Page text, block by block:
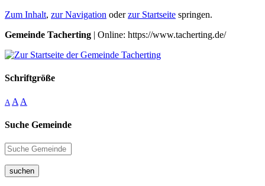
Zum Inhalt, zur Navigation oderzur Startseite springen.
Gemeinde Tacherting | Online: https://www.tacherting.de/
Schriftgröße
A A A
Suche Gemeinde
suchen